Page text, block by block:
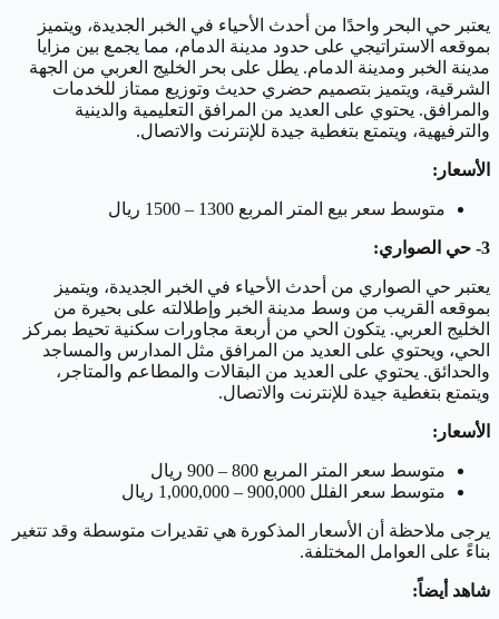
يعتبر حي البحر واحدًا من أحدث الأحياء في الخبر الجديدة، ويتميز
بموقعه الاستراتيجي على حدود مدينة الدمام، مما يجمع بين مزايا
مدينة الخبر ومدينة الدمام. يطل على بحر الخليج العربي من الجهة
الشرقية، ويتميز بتصميم حضري حديث وتوزيع ممتاز للخدمات
والمرافق. يحتوي على العديد من المرافق التعليمية والدينية
والترفيهية، ويتمتع بتغطية جيدة للإنترنت والاتصال.
الأسعار:
متوسط سعر بيع المتر المربع 1300 – 1500 ريال
3- حي الصواري:
يعتبر حي الصواري من أحدث الأحياء في الخبر الجديدة، ويتميز
بموقعه القريب من وسط مدينة الخبر وإطلالته على بحيرة من
الخليج العربي. يتكون الحي من أربعة مجاورات سكنية تحيط بمركز
الحي، ويحتوي على العديد من المرافق مثل المدارس والمساجد
والحدائق. يحتوي على العديد من البقالات والمطاعم والمتاجر،
ويتمتع بتغطية جيدة للإنترنت والاتصال.
الأسعار:
متوسط سعر المتر المربع 800 – 900 ريال
متوسط سعر الفلل 900,000 – 1,000,000 ريال
يرجى ملاحظة أن الأسعار المذكورة هي تقديرات متوسطة وقد تتغير
بناءً على العوامل المختلفة.
شاهد أيضاً: